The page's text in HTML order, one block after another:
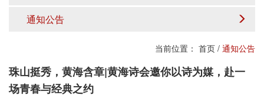
通知公告
当前位置： 首页 / 通知公告
珠山挺秀，黄海含章|黄海诗会邀你以诗为媒，赴一
场青春与经典之约